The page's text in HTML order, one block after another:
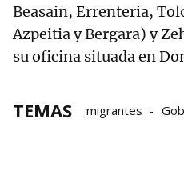
Beasain, Errenteria,
Azpeitia y Bergara) y
su oficina situada en
TEMAS migrantes